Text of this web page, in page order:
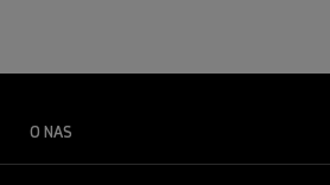
O NAS